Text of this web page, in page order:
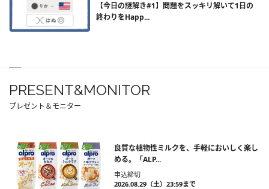
【今日の謎解き#1】問題をスッキリ解いて1日の
終わりをHapp...
PRESENT&MONITOR
プレゼント＆モニター
良質な植物性ミルクを、手軽においしく楽し
める。「ALP...
申込締切
2026.08.29（土）23:59まで